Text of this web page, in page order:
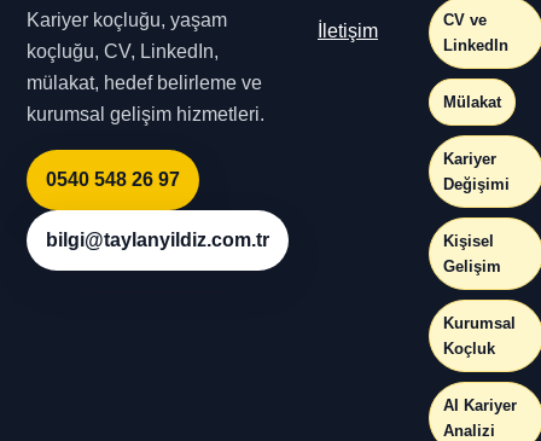
Kariyer koçluğu, yaşam
koçluğu, CV, LinkedIn,
mülakat, hedef belirleme ve
kurumsal gelişim hizmetleri.
0540 548 26 97
bilgi@taylanyildiz.com.tr
İletişim
CV ve
LinkedIn
Mülakat
Kariyer
Değişimi
Kişisel
Gelişim
Kurumsal
Koçluk
AI Kariyer
Analizi